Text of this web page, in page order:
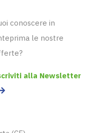
conoscere in
le nostre
alla Newsletter